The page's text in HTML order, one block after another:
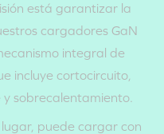
está garantizar la
cargadores GaN
integral de
incluye cortocircuito,
sobrecalentamiento.
puede cargar con